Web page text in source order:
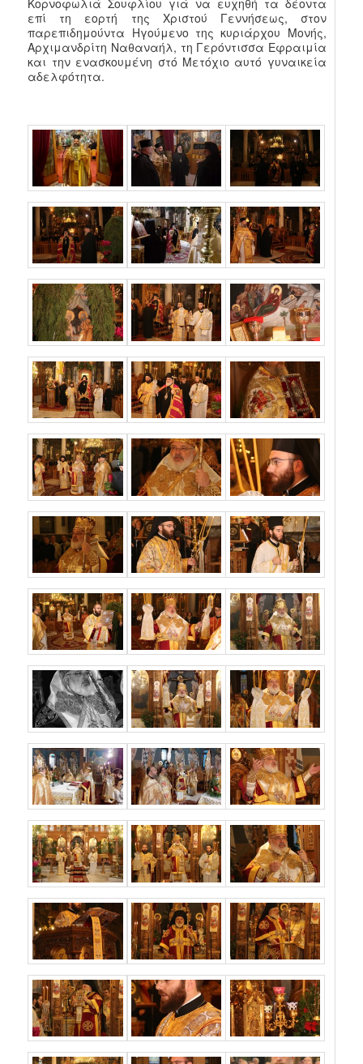
επί τη εορτή της Χριστού Γεννήσεως, στον
παρεπιδημούντα Ηγούμενο της κυριάρχου Μονής,
Αρχιμανδρίτη Ναθαναήλ, τη Γερόντισσα Εφραιμία
και την ενασκουμένη στό Μετόχιο αυτό γυναικεία
αδελφότητα.